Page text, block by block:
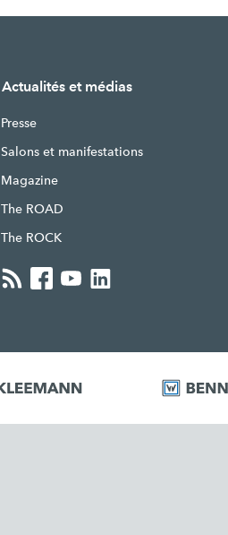
Actualités et médias
Presse
Salons et manifestations
Magazine
The ROAD
The ROCK